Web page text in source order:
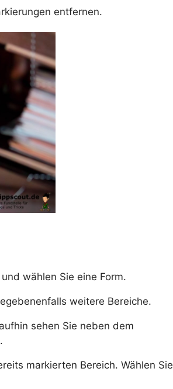
entfernen.
wählen Sie eine Form.
weitere Bereiche.
sehen Sie neben dem
markierten Bereich. Wählen Sie